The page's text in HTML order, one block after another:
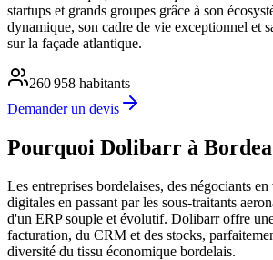
startups et grands groupes grâce à son
dynamique, son cadre de vie exceptionnel et
sur la façade atlantique.
260 958 habitants
Demander un devis
Pourquoi Dolibarr à
Les entreprises bordelaises, des négociants
digitales en passant par les sous-traitants
d'un ERP souple et évolutif. Dolibarr offre
facturation, du CRM et des stocks,
diversité du tissu économique bordelais.